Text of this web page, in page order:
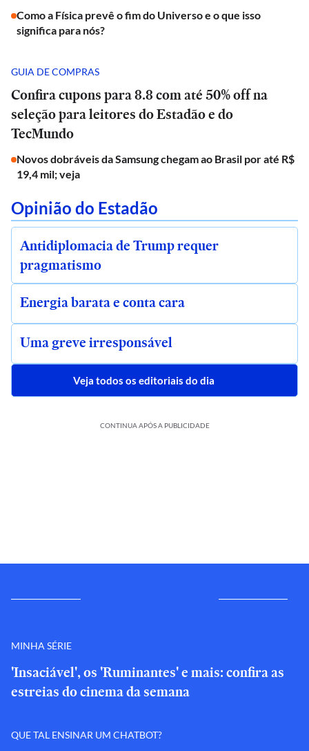
Como a Física prevê o fim do Universo e o que isso
significa para nós?
GUIA DE COMPRAS
Confira cupons para 8.8 com até 50% off na
seleção para leitores do Estadão e do
TecMundo
Novos dobráveis da Samsung chegam ao Brasil por até R$
19,4 mil; veja
Opinião do Estadão
Antidiplomacia de Trump requer
pragmatismo
Energia barata e conta cara
Uma greve irresponsável
Veja todos os editoriais do dia
CONTINUA APÓS A PUBLICIDADE
MINHA SÉRIE
'Insaciável', os 'Ruminantes' e mais: confira as
estreias do cinema da semana
QUE TAL ENSINAR UM CHATBOT?